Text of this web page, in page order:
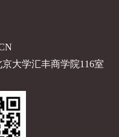
大学汇丰商学院116室